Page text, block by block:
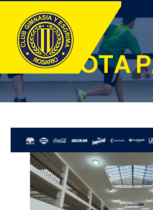
PELOTA